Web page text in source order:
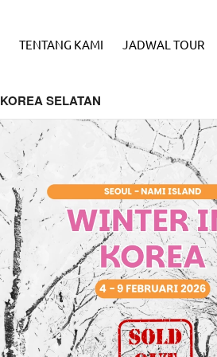
TENTANG KAMI JADWAL TOUR
KOREA SELATAN